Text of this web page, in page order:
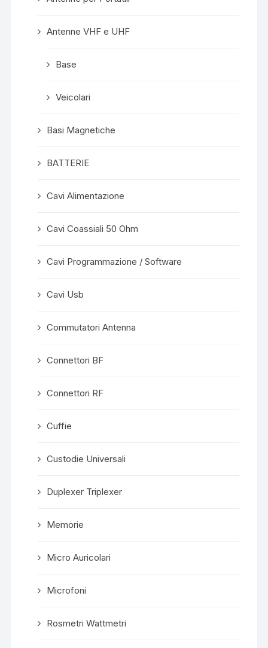
Antenne VHF e UHF
Base
Veicolari
Basi Magnetiche
BATTERIE
Cavi Alimentazione
Cavi Coassiali 50 Ohm
Cavi Programmazione / Software
Cavi Usb
Commutatori Antenna
Connettori BF
Connettori RF
Cuffie
Custodie Universali
Duplexer Triplexer
Memorie
Micro Auricolari
Microfoni
Rosmetri Wattmetri